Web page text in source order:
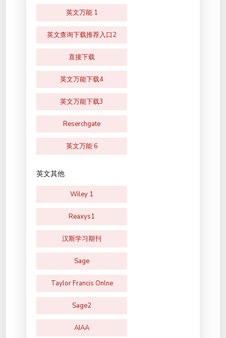
英文万能 1
英文查询下载推荐入口2
直接下载
英文万能下载4
英文万能下载3
Reserchgate
英文万能 6
英文其他
Wiley 1
Reaxys1
汉斯学习期刊
Sage
Taylor Francis Onlne
Sage2
AIAA